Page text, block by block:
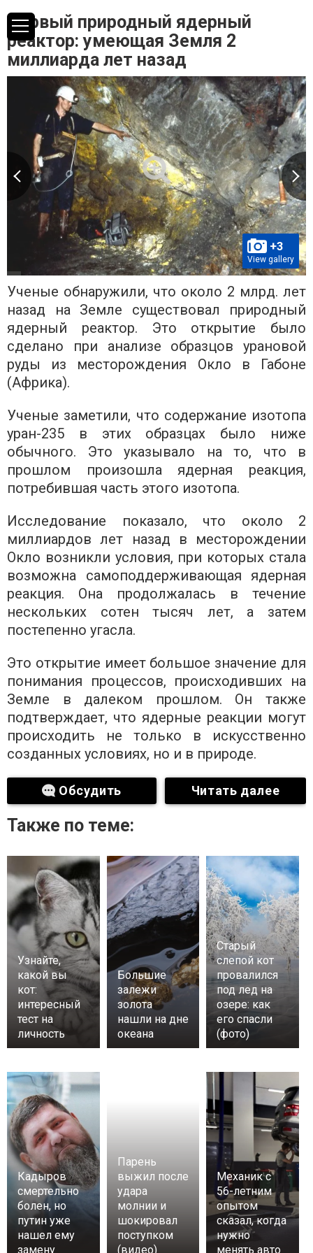
Первый природный ядерный
реактор: умеющая Земля 2
миллиарда лет назад
+3
View gallery
Ученые обнаружили, что около 2 млрд. лет
назад на Земле существовал природный
ядерный реактор. Это открытие было
сделано при анализе образцов урановой
руды из месторождения Окло в Габоне
(Африка).
Ученые заметили, что содержание изотопа
уран-235 в этих образцах было ниже
обычного. Это указывало на то, что в
прошлом произошла ядерная реакция,
потребившая часть этого изотопа.
Исследование показало, что около 2
миллиардов лет назад в месторождении
Окло возникли условия, при которых стала
возможна самоподдерживающая ядерная
реакция. Она продолжалась в течение
нескольких сотен тысяч лет, а затем
постепенно угасла.
Это открытие имеет большое значение для
понимания процессов, происходивших на
Земле в далеком прошлом. Он также
подтверждает, что ядерные реакции могут
происходить не только в искусственно
созданных условиях, но и в природе.
Обсудить Читать далее
Также по теме:
Узнайте,
какой вы
кот:
интересный
тест на
личность
Большие
залежи
золота
нашли на дне
океана
Старый
слепой кот
провалился
под лед на
озере: как
его спасли
(фото)
Кадыров
смертельно
болен, но
путин уже
нашел ему
замену
Парень
выжил после
удара
молнии и
шокировал
поступком
(видео)
Механик с
56-летним
опытом
сказал, когда
нужно
менять авто